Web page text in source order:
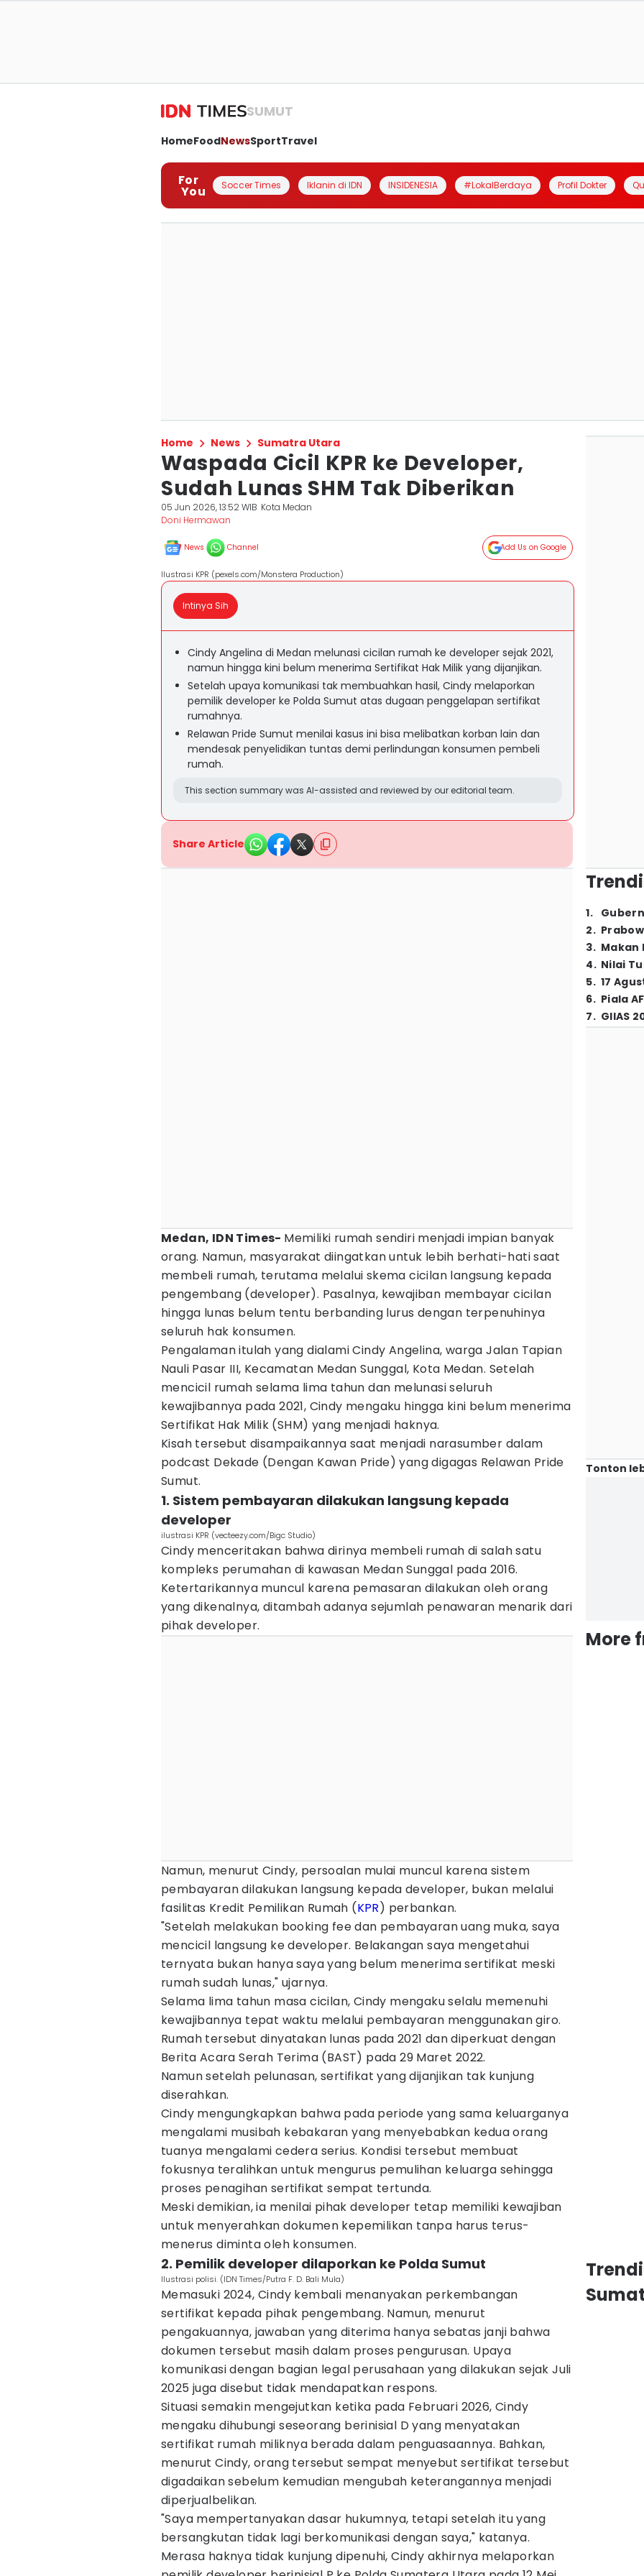
SUMUT
HomeFoodNewsSportTravel
For
You Soccer Times Iklanin di IDN INSIDENESIA #LokalBerdaya Profil Dokter
Home News Sumatra Utara
Waspada Cicil KPR ke Developer,
Sudah Lunas SHM Tak Diberikan
05 Jun 2026, 13:52 WIB Kota Medan
Doni Hermawan
News Channel Add Us on Google
Ilustrasi KPR (pexels.com/Monstera Production)
Intinya Sih
Cindy Angelina di Medan melunasi cicilan rumah ke developer sejak 2021,
namun hingga kini belum menerima Sertifikat Hak Milik yang dijanjikan.
Setelah upaya komunikasi tak membuahkan hasil, Cindy melaporkan
pemilik developer ke Polda Sumut atas dugaan penggelapan sertifikat
rumahnya.
Relawan Pride Sumut menilai kasus ini bisa melibatkan korban lain dan
mendesak penyelidikan tuntas demi perlindungan konsumen pembeli
rumah.
This section summary was AI-assisted and reviewed by our editorial team.
Share Article
Medan, IDN Times- Memiliki rumah sendiri menjadi impian banyak
orang. Namun, masyarakat diingatkan untuk lebih berhati-hati saat
membeli rumah, terutama melalui skema cicilan langsung kepada
pengembang (developer). Pasalnya, kewajiban membayar cicilan
hingga lunas belum tentu berbanding lurus dengan terpenuhinya
seluruh hak konsumen.
Pengalaman itulah yang dialami Cindy Angelina, warga Jalan Tapian
Nauli Pasar III, Kecamatan Medan Sunggal, Kota Medan. Setelah
mencicil rumah selama lima tahun dan melunasi seluruh
kewajibannya pada 2021, Cindy mengaku hingga kini belum menerima
Sertifikat Hak Milik (SHM) yang menjadi haknya.
Kisah tersebut disampaikannya saat menjadi narasumber dalam
podcast Dekade (Dengan Kawan Pride) yang digagas Relawan Pride
Sumut.
1. Sistem pembayaran dilakukan langsung kepada
developer
ilustrasi KPR (vecteezy.com/Bigc Studio)
Cindy menceritakan bahwa dirinya membeli rumah di salah satu
kompleks perumahan di kawasan Medan Sunggal pada 2016.
Ketertarikannya muncul karena pemasaran dilakukan oleh orang
yang dikenalnya, ditambah adanya sejumlah penawaran menarik dari
pihak developer.
Namun, menurut Cindy, persoalan mulai muncul karena sistem
pembayaran dilakukan langsung kepada developer, bukan melalui
fasilitas Kredit Pemilikan Rumah (KPR) perbankan.
"Setelah melakukan booking fee dan pembayaran uang muka, saya
mencicil langsung ke developer. Belakangan saya mengetahui
ternyata bukan hanya saya yang belum menerima sertifikat meski
rumah sudah lunas," ujarnya.
Selama lima tahun masa cicilan, Cindy mengaku selalu memenuhi
kewajibannya tepat waktu melalui pembayaran menggunakan giro.
Rumah tersebut dinyatakan lunas pada 2021 dan diperkuat dengan
Berita Acara Serah Terima (BAST) pada 29 Maret 2022.
Namun setelah pelunasan, sertifikat yang dijanjikan tak kunjung
diserahkan.
Cindy mengungkapkan bahwa pada periode yang sama keluarganya
mengalami musibah kebakaran yang menyebabkan kedua orang
tuanya mengalami cedera serius. Kondisi tersebut membuat
fokusnya teralihkan untuk mengurus pemulihan keluarga sehingga
proses penagihan sertifikat sempat tertunda.
Meski demikian, ia menilai pihak developer tetap memiliki kewajiban
untuk menyerahkan dokumen kepemilikan tanpa harus terus-
menerus diminta oleh konsumen.
2. Pemilik developer dilaporkan ke Polda Sumut
Ilustrasi polisi. (IDN Times/Putra F. D. Bali Mula)
Memasuki 2024, Cindy kembali menanyakan perkembangan
sertifikat kepada pihak pengembang. Namun, menurut
pengakuannya, jawaban yang diterima hanya sebatas janji bahwa
dokumen tersebut masih dalam proses pengurusan. Upaya
komunikasi dengan bagian legal perusahaan yang dilakukan sejak Juli
2025 juga disebut tidak mendapatkan respons.
Situasi semakin mengejutkan ketika pada Februari 2026, Cindy
mengaku dihubungi seseorang berinisial D yang menyatakan
sertifikat rumah miliknya berada dalam penguasaannya. Bahkan,
menurut Cindy, orang tersebut sempat menyebut sertifikat tersebut
digadaikan sebelum kemudian mengubah keterangannya menjadi
diperjualbelikan.
"Saya mempertanyakan dasar hukumnya, tetapi setelah itu yang
bersangkutan tidak lagi berkomunikasi dengan saya," katanya.
Merasa haknya tidak kunjung dipenuhi, Cindy akhirnya melaporkan
1.
2.
3. Makan
4. Nilai
5. 17
6. Piala
7. GIIAS
Tonton
More